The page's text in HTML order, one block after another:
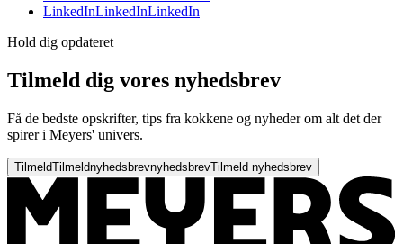
LinkedInLinkedInLinkedIn
Hold dig opdateret
Tilmeld dig vores nyhedsbrev
Få de bedste opskrifter, tips fra kokkene og nyheder om alt det der
spirer i Meyers' univers.
TilmeldTilmeldnyhedsbrevnyhedsbrevTilmeld nyhedsbrev